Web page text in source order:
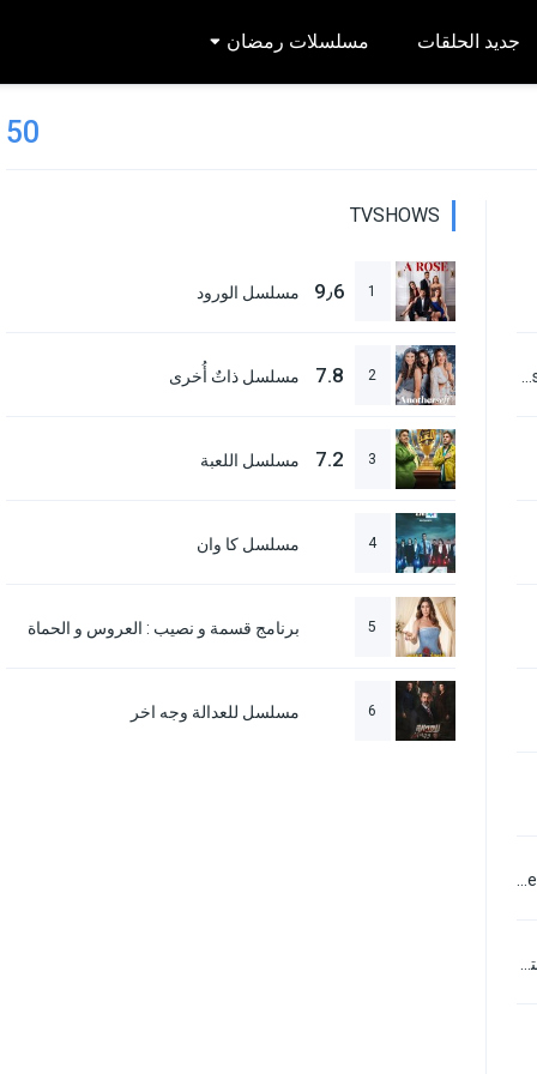
جديد الحلقات مسلسلات رمضان
50
TVSHOWS
1 9٫6 مسلسل الورود
2
7.8 مسلسل ذاتٌ أُخرى
3
7.2 مسلسل اللعبة
4 مسلسل كا وان
5 برنامج قسمة و نصيب : العروس و الحماة
6 مسلسل للعدالة وجه اخر